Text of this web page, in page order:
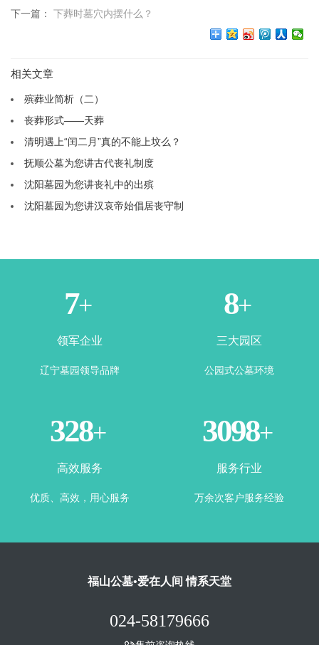
下一篇： 下葬时墓穴内摆什么？
相关文章
殡葬业简析（二）
丧葬形式——天葬
清明遇上“闰二月”真的不能上坟么？
抚顺公墓为您讲古代丧礼制度
沈阳墓园为您讲丧礼中的出殡
沈阳墓园为您讲汉哀帝始倡居丧守制
1+
领军企业
辽宁墓园领导品牌
3+
三大园区
公园式公墓环境
365+
高效服务
优质、高效，用心服务
3500+
服务行业
万余次客户服务经验
福山公墓•爱在人间 情系天堂
024-58179666